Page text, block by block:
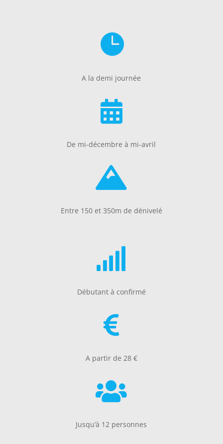

A la demi journée

De mi-décembre à mi-avril

Entre 150 et 350m de dénivelé

Débutant à confirmé

A partir de 28 €

Jusqu’à 12 personnes